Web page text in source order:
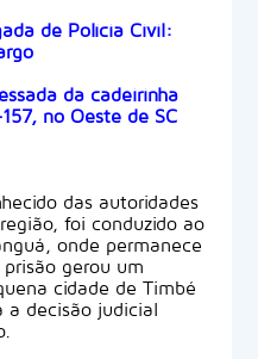
de Polícia Civil:
da cadeirinha
no Oeste de SC
das autoridades
foi conduzido ao
onde permanece
gerou um
cidade de Timbé
a decisão judicial